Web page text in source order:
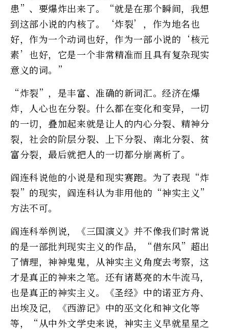
患”、要爆炸出来了。“就是在那个瞬间，我想
到这部小说的内核了。‘炸裂’，作为地名也
好，作为一个动词也好，作为一部小说的‘核元
素’也好，它是一个非常精准而且具有复杂现实
意义的词。”
“炸裂”，是丰富、准确的新词汇。经济在爆
炸，人心也在分裂。什么都在变化和变异，一切
的一切，叠加起来就是让人的内心分裂、精神分
裂，社会的阶层分裂、上下分裂、南北分裂、贫
富分裂，最后就把人的一切都分崩离析了。
阎连科说他的小说是和现实赛跑。为了表现“炸
裂”的现实，阎连科认为非用他的“神实主义”
方法不可。
阎连科举例说，《三国演义》并不像我们时常说
的是一部批判现实主义的作品，“借东风”超出
了情理，神神鬼鬼，从神实主义角度去考察，这
才是真正的神来之笔。还有诸葛亮的木牛流马，
也是真正的神实主义。《圣经》中的诺亚方舟、
出埃及记，《西游记》中的巫文化和神文化等
等，“从中外文学史来说，神实主义早就星星之